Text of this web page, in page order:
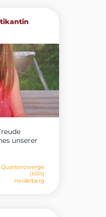
unserer
Quantenzwerge
(MPI)
Heidelberg